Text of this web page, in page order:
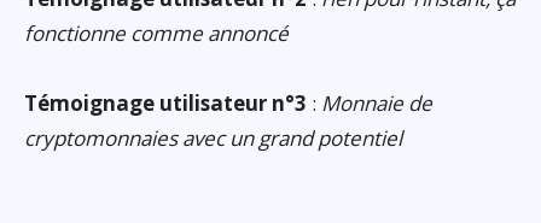
fonctionne comme annoncé
Témoignage utilisateur n°3 : Monnaie de
cryptomonnaies avec un grand potentiel